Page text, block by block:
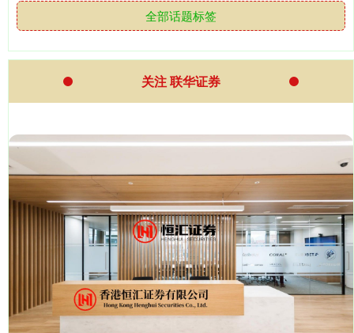
全部话题标签
关注 联华证券